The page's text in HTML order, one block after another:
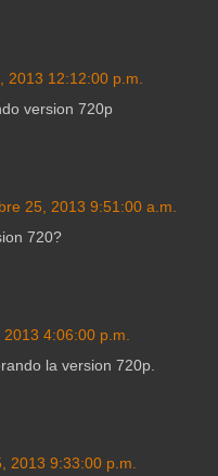
2013 12:12:00 p.m.
version 720p
25, 2013 9:51:00 a.m.
720?
4:06:00 p.m.
la version 720p.
2013 9:33:00 p.m.